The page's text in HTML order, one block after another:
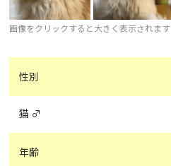
画像をクリックすると大きく表示されます
性別
猫 ♂
年齢